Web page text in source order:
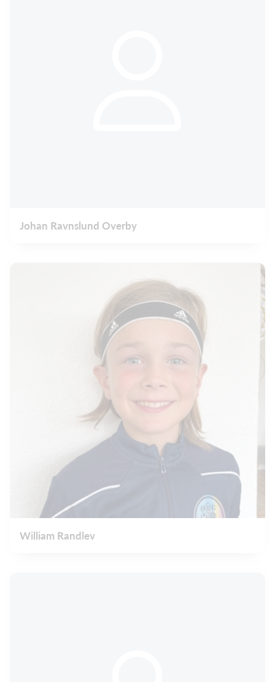
Johan Ravnslund Overby
William Randlev